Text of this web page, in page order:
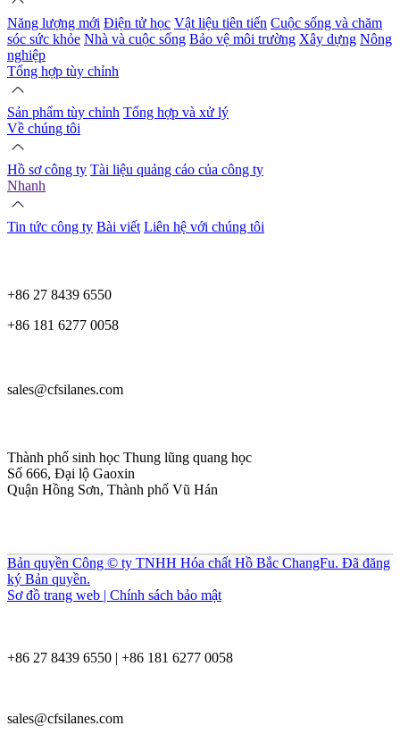
Năng lượng mới Điện tử học Vật liệu tiên tiến Cuộc sống và chăm
sóc sức khỏe Nhà và cuộc sống Bảo vệ môi trường Xây dựng Nông
nghiệp
Tổng hợp tùy chỉnh
Sản phẩm tùy chỉnh Tổng hợp và xử lý
Về chúng tôi
Hồ sơ công ty Tài liệu quảng cáo của công ty
Nhanh
Tin tức công ty Bài viết Liên hệ với chúng tôi
+86 27 8439 6550
+86 181 6277 0058
sales@cfsilanes.com
Thành phố sinh học Thung lũng quang học
Số 666, Đại lộ Gaoxin
Quận Hồng Sơn, Thành phố Vũ Hán
Bản quyền Công © ty TNHH Hóa chất Hồ Bắc ChangFu. Đã đăng
ký Bản quyền.
Sơ đồ trang web | Chính sách bảo mật
+86 27 8439 6550 | +86 181 6277 0058
sales@cfsilanes.com